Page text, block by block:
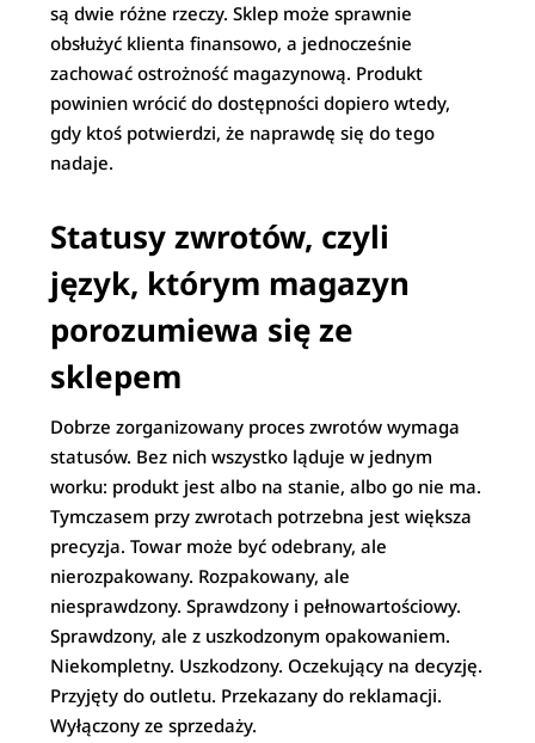
są dwie różne rzeczy. Sklep może sprawnie
obsłużyć klienta finansowo, a jednocześnie
zachować ostrożność magazynową. Produkt
powinien wrócić do dostępności dopiero wtedy,
gdy ktoś potwierdzi, że naprawdę się do tego
nadaje.
Statusy zwrotów, czyli
język, którym magazyn
porozumiewa się ze
sklepem
Dobrze zorganizowany proces zwrotów wymaga
statusów. Bez nich wszystko ląduje w jednym
worku: produkt jest albo na stanie, albo go nie ma.
Tymczasem przy zwrotach potrzebna jest większa
precyzja. Towar może być odebrany, ale
nierozpakowany. Rozpakowany, ale
niesprawdzony. Sprawdzony i pełnowartościowy.
Sprawdzony, ale z uszkodzonym opakowaniem.
Niekompletny. Uszkodzony. Oczekujący na decyzję.
Przyjęty do outletu. Przekazany do reklamacji.
Wyłączony ze sprzedaży.